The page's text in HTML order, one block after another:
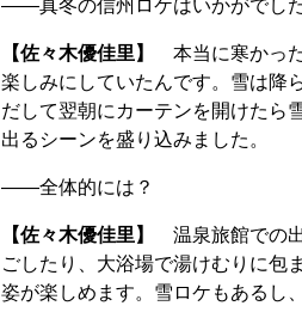
――真冬の信州ロケはいかがでし
【佐々木優佳里】
本当に寒かっ
楽しみにしていたんです。雪は降
だして翌朝にカーテンを開けたら
出るシーンを盛り込みました。
――全体的には？
【佐々木優佳里】
温泉旅館での
ごしたり、大浴場で湯けむりに包
姿が楽しめます。雪ロケもあるし